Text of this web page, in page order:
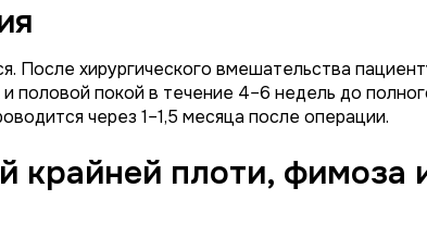
После хирургического вмешательства
половой покой в течение 4–6 недель до
через 1–1,5 месяца после операции.
крайней плоти, фимоза